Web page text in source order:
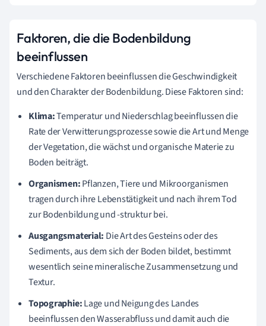
Faktoren, die die Bodenbildung
beeinflussen
Verschiedene Faktoren beeinflussen die Geschwindigkeit
und den Charakter der Bodenbildung. Diese Faktoren sind:
Klima:Temperatur und Niederschlag beeinflussen die
Rate der Verwitterungsprozesse sowie die Art und Menge
der Vegetation, die wächst und organische Materie zu
Boden beiträgt.
Organismen:Pflanzen, Tiere und Mikroorganismen
tragen durch ihre Lebenstätigkeit und nach ihrem Tod
zur Bodenbildung und -struktur bei.
Ausgangsmaterial: Die Art des Gesteins oder des
Sediments, aus dem sich der Boden bildet, bestimmt
wesentlich seine mineralische Zusammensetzung und
Textur.
Topographie:Lage und Neigung des Landes
beeinflussen den Wasserabfluss und damit auch die